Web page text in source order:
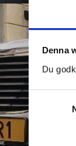
Denna
Du